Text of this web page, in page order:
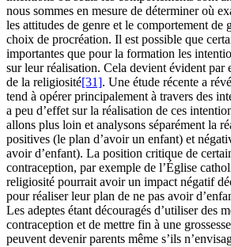
nous sommes en mesure de déterminer où
les attitudes de genre et le comportement de
choix de procréation. Il est possible que
importantes que pour la formation les
sur leur réalisation. Cela devient évident par
de la religiosité[31]. Une étude récente a
tend à opérer principalement à travers des
a peu d’effet sur la réalisation de ces
allons plus loin et analysons séparément la
positives (le plan d’avoir un enfant) et
avoir d’enfant). La position critique de
contraception, par exemple de l’Église
religiosité pourrait avoir un impact négatif
pour réaliser leur plan de ne pas avoir
Les adeptes étant découragés d’utiliser des
contraception et de mettre fin à une
peuvent devenir parents même s’ils